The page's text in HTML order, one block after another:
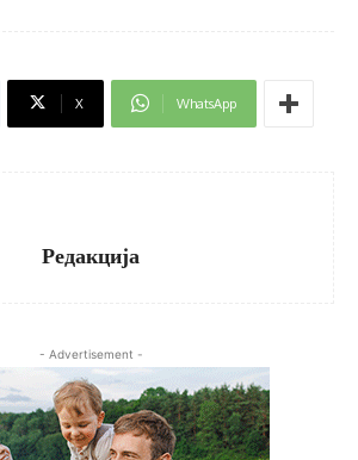
X WhatsApp
Редакција
- Advertisement -